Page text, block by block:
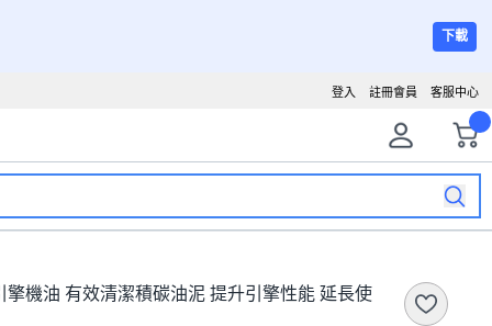
下載
客服中心
註冊會員
登入
機油 有效清潔積碳油泥 提升引擎性能 延長使